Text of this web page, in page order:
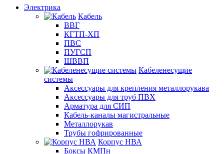
Электрика
Кабель
ВВГ
КГТП-ХП
ПВС
ПУГСП
ШВВП
Кабеленесущие
системы
Аксессуары для крепления металлорукава
Аксессуары для труб ПВХ
Арматура для СИП
Кабель-каналы магистральные
Металлорукав
Трубы гофрированные
Корпус НВА
Боксы КМПн